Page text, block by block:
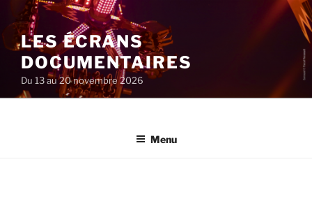
au
contenu
principal
LES ÉCRANS
DOCUMENTAIRES
Du 13 au 20 novembre 2026
Menu